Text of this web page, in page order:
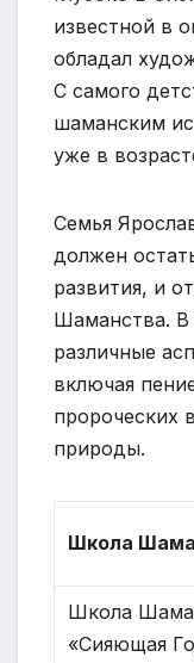
известной в
обладал
С самого
шаманским
уже в
Семья
должен
развития, и
Шаманства. В
различные
включая
пророческих
природы.
Школа
Школа
«Сияющая